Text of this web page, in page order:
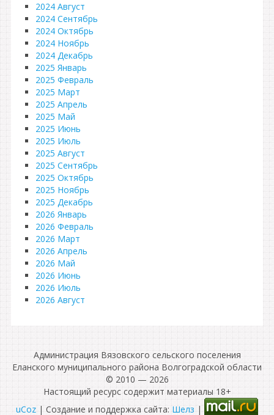
2024 Август
2024 Сентябрь
2024 Октябрь
2024 Ноябрь
2024 Декабрь
2025 Январь
2025 Февраль
2025 Март
2025 Апрель
2025 Май
2025 Июнь
2025 Июль
2025 Август
2025 Сентябрь
2025 Октябрь
2025 Ноябрь
2025 Декабрь
2026 Январь
2026 Февраль
2026 Март
2026 Апрель
2026 Май
2026 Июнь
2026 Июль
2026 Август
Администрация Вязовского сельского поселения
Еланского муниципального района Волгоградской области
© 2010 — 2026
Настоящий ресурс содержит материалы 18+
uCoz | Создание и поддержка сайта: Шелз |